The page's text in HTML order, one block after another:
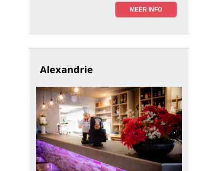
MEER INFO
Alexandrie